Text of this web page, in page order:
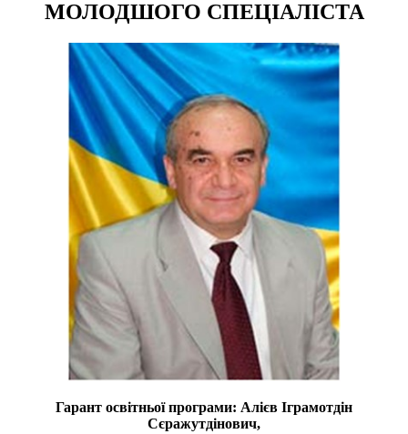
МОЛОДШОГО СПЕЦІАЛІСТА
Гарант освітньої програми: Алієв Іграмотдін
Сєражутдінович,